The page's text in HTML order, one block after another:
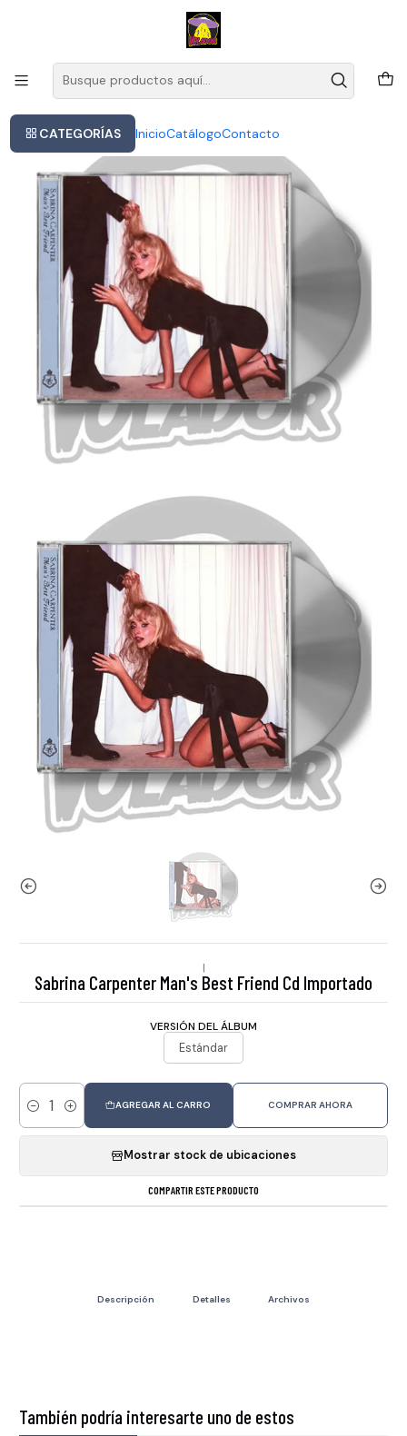
CATEGORÍAS InicioCatálogoContacto
Este es el texto del slide
|
Sabrina Carpenter Man's Best Friend Cd Importado
VERSIÓN DEL ÁLBUM
Estándar
Cantidad
AGREGAR AL CARRO COMPRAR AHORA
Mostrar stock de ubicaciones
COMPARTIR ESTE PRODUCTO
Descripción Detalles Archivos
También podría interesarte uno de estos